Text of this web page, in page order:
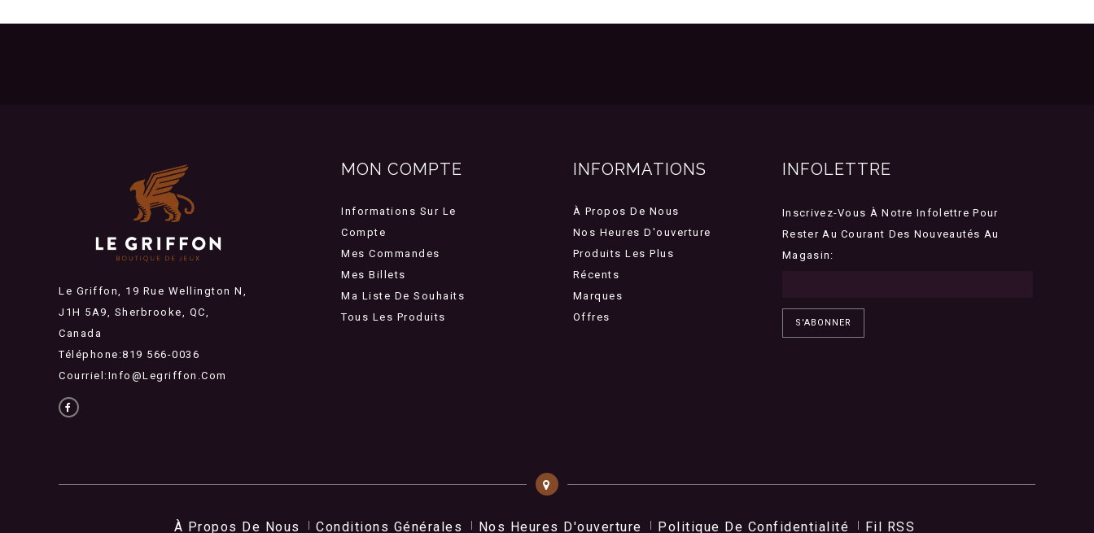
Le Griffon, 19 Rue Wellington N,
J1H 5A9, Sherbrooke, QC,
Canada
Téléphone:819 566-0036
Courriel:Info@legriffon.com
MON COMPTE
Informations Sur Le
Compte
Mes Commandes
Mes Billets
Ma Liste De Souhaits
Tous Les Produits
INFORMATIONS
À Propos De Nous
Nos Heures D'ouverture
Produits Les Plus
Récents
Marques
Offres
INFOLETTRE
Inscrivez-Vous À Notre Infolettre Pour
Rester Au Courant Des Nouveautés Au
Magasin:
S'ABONNER
À Propos De Nous Conditions Générales Nos Heures D'ouverture Politique De Confidentialité Fil RSS